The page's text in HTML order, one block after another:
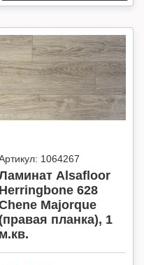
1064267
Alsafloor
Herringbone 628
Majorque
(правая планка), 1
м.кв.